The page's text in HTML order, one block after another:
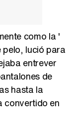
como la '
lució para
entrever
de
hasta la
convertido en